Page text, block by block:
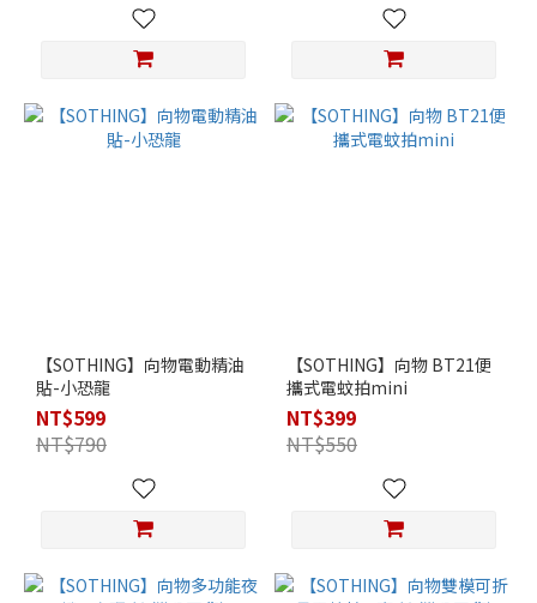
【SOTHING】向物電動精油
貼-小恐龍
NT$599
NT$790
【SOTHING】向物 BT21便
攜式電蚊拍mini
NT$399
NT$550